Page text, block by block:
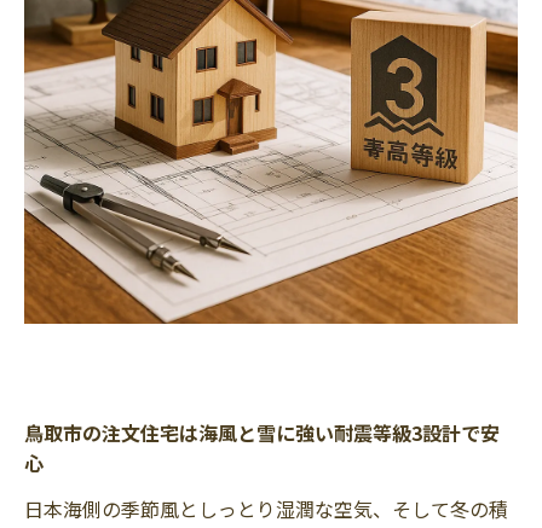
鳥取市の注文住宅は海風と雪に強い耐震等級3設計で安
心
日本海側の季節風としっとり湿潤な空気、そして冬の積